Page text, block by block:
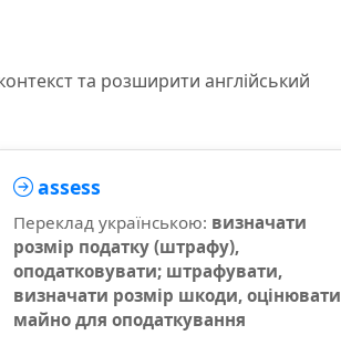
та розширити англійський
assess
Переклад українською: визначати
розмір податку (штрафу),
оподатковувати; штрафувати,
визначати розмір шкоди, оцінювати
майно для оподаткування